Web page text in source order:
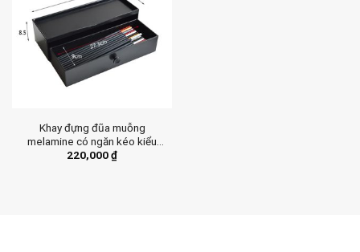
Khay đựng đũa muỗng
melamine có ngăn kéo kiểu
Nhật
220,000₫